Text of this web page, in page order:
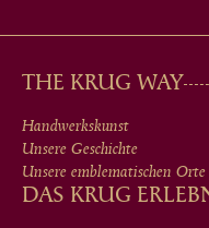
MAIN
MEN
IN
THE KRUG WAY
Handwerkskunst
Unsere Geschichte
Unsere emblematischen Orte
DAS KRUG